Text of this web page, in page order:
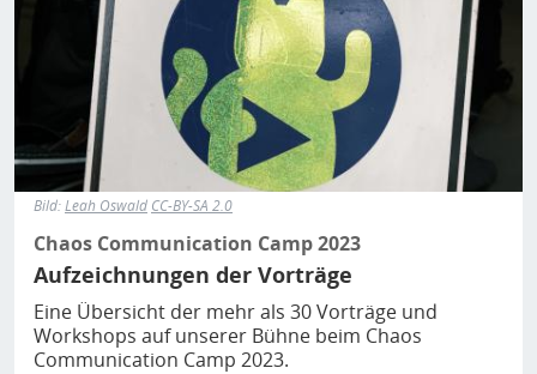
Bild:Leah Oswald CC-BY-SA 2.0
Chaos Communication Camp 2023
Aufzeichnungen der Vorträge
Eine Übersicht der mehr als 30 Vorträge und
Workshops auf unserer Bühne beim Chaos
Communication Camp 2023.